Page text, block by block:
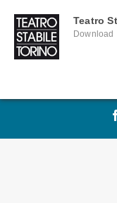
Teatro
Download
Skip